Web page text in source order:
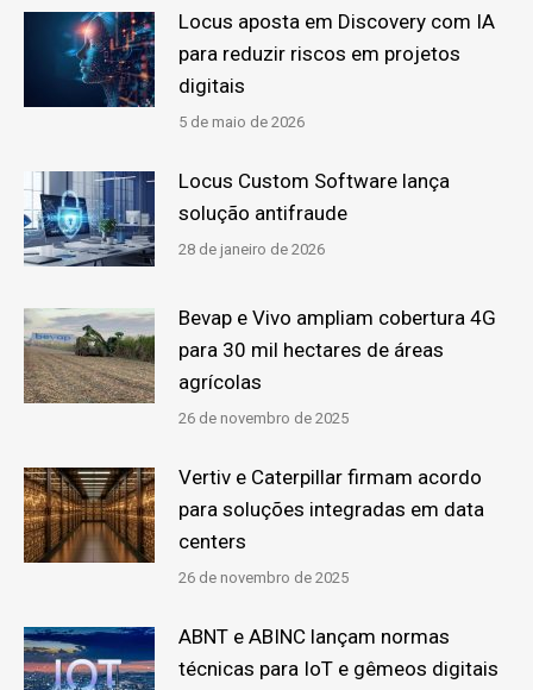
Locus aposta em Discovery com IA
para reduzir riscos em projetos
digitais
5 de maio de 2026
Locus Custom Software lança
solução antifraude
28 de janeiro de 2026
Bevap e Vivo ampliam cobertura 4G
para 30 mil hectares de áreas
agrícolas
26 de novembro de 2025
Vertiv e Caterpillar firmam acordo
para soluções integradas em data
centers
26 de novembro de 2025
ABNT e ABINC lançam normas
técnicas para IoT e gêmeos digitais